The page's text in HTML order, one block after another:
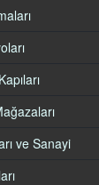
ve Sanayi